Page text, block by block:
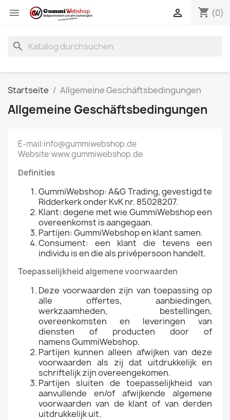
 shopping_cart (0)

search
Startseite Allgemeine Geschäftsbedingungen
Allgemeine Geschäftsbedingungen
E-mail:info@gummiwebshop.de
Website:www.gummiwebshop.de
Definities
GummiWebshop: A&G Trading, gevestigd te
Ridderkerk onder KvK nr. 85028207.
Klant: degene met wie GummiWebshop een
overeenkomst is aangegaan.
Partijen: GummiWebshop en klant samen.
Consument: een klant die tevens een
individu is en die als privépersoon handelt.
Toepasselijkheid algemene voorwaarden
Deze voorwaarden zijn van toepassing op
alle offertes, aanbiedingen,
werkzaamheden, bestellingen,
overeenkomsten en leveringen van
diensten of producten door of
namens GummiWebshop.
Partijen kunnen alleen afwijken van deze
voorwaarden als zij dat uitdrukkelijk en
schriftelijk zijn overeengekomen.
Partijen sluiten de toepasselijkheid van
aanvullende en/of afwijkende algemene
voorwaarden van de klant of van derden
uitdrukkelijk uit.